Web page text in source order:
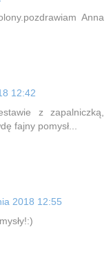
Anna
12:42
z zapalniczką,
fajny pomysł...
2018 12:55